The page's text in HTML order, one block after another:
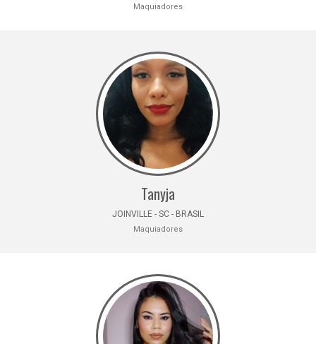
Maquiadores
Tanyja
JOINVILLE - SC - BRASIL
Maquiadores